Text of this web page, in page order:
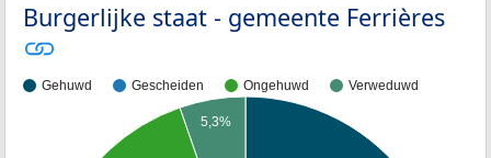
Burgerlijke staat - gemeente Ferrières
Gehuwd Gescheiden Ongehuwd Verweduwd
5,3%